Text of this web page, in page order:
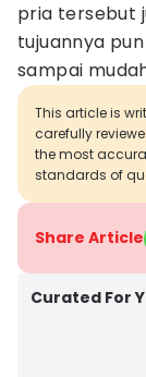
pria tersebut
tujuannya
sampai
This article is
carefully
the most
standards of
Share Article
Curated For